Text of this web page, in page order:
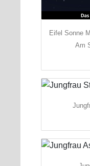
Eifel Sonne
Am